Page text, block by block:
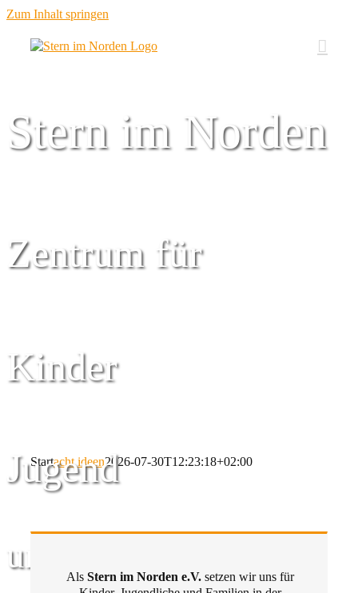
Zum Inhalt springen
Stern im Norden
Zentrum für
Kinder
Jugend
und Familie
Startacht ideen2026-07-30T12:23:18+02:00
Als Stern im Norden e.V. setzen wir uns für